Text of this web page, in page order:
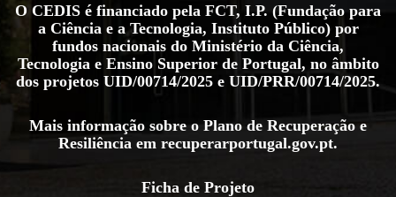
O CEDIS é financiado pela FCT, I.P. (Fundação para
a Ciência e a Tecnologia, Instituto Público) por
fundos nacionais do Ministério da Ciência,
Tecnologia e Ensino Superior de Portugal, no âmbito
dos projetos UID/00714/2025 e UID/PRR/00714/2025.
Mais informação sobre o Plano de Recuperação e
Resiliência em recuperarportugal.gov.pt.
Ficha de Projeto